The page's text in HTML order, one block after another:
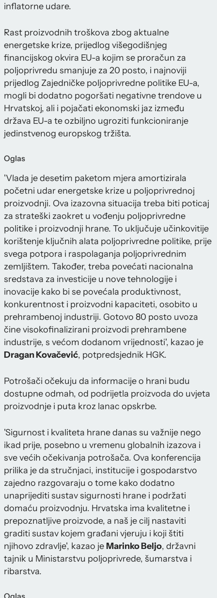
inflatorne udare.
Rast proizvodnih troškova zbog aktualne
energetske krize, prijedlog višegodišnjeg
financijskog okvira EU-a kojim se proračun za
poljoprivredu smanjuje za 20 posto, i najnoviji
prijedlog Zajedničke poljoprivredne politike EU-a,
mogli bi dodatno pogoršati negativne trendove u
Hrvatskoj, ali i pojačati ekonomski jaz između
država EU-a te ozbiljno ugroziti funkcioniranje
jedinstvenog europskog tržišta.
Oglas
'Vlada je desetim paketom mjera amortizirala
početni udar energetske krize u poljoprivrednoj
proizvodnji. Ova izazovna situacija treba biti poticaj
za strateški zaokret u vođenju poljoprivredne
politike i proizvodnji hrane. To uključuje učinkovitije
korištenje ključnih alata poljoprivredne politike, prije
svega potpora i raspolaganja poljoprivrednim
zemljištem. Također, treba povećati nacionalna
sredstava za investicije u nove tehnologije i
inovacije kako bi se povećala produktivnost,
konkurentnost i proizvodni kapaciteti, osobito u
prehrambenoj industriji. Gotovo 80 posto uvoza
čine visokofinalizirani proizvodi prehrambene
industrije, s većom dodanom vrijednosti', kazao je
Dragan Kovačević, potpredsjednik HGK.
Potrošači očekuju da informacije o hrani budu
dostupne odmah, od podrijetla proizvoda do uvjeta
proizvodnje i puta kroz lanac opskrbe.
'Sigurnost i kvaliteta hrane danas su važnije nego
ikad prije, posebno u vremenu globalnih izazova i
sve većih očekivanja potrošača. Ova konferencija
prilika je da stručnjaci, institucije i gospodarstvo
zajedno razgovaraju o tome kako dodatno
unaprijediti sustav sigurnosti hrane i podržati
domaću proizvodnju. Hrvatska ima kvalitetne i
prepoznatljive proizvode, a naš je cilj nastaviti
graditi sustav kojem građani vjeruju i koji štiti
njihovo zdravlje', kazao je Marinko Beljo, državni
tajnik u Ministarstvu poljoprivrede, šumarstva i
ribarstva.